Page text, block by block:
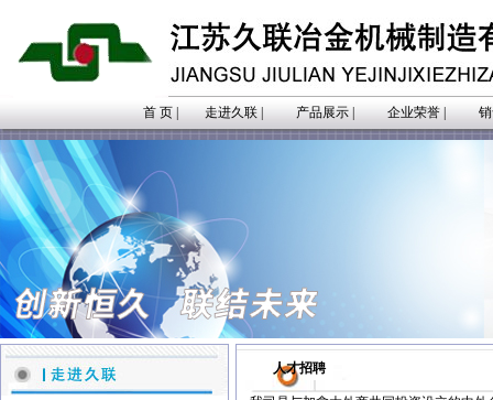
首 页 走进久联 产品展示 企业荣誉
人才招聘